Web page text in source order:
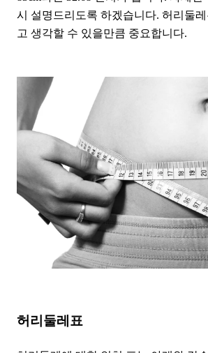
시 설명드리도록 하겠습니다. 허리둘
고 생각할 수 있을만큼 중요합니다.
허리둘레표